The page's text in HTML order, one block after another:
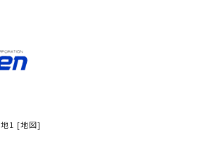
1 [地図]